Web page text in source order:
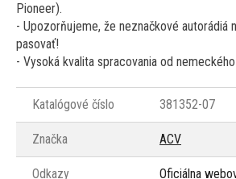
Pioneer).
- Upozorňujeme, že neznačkové autorádiá
pasovať!
- Vysoká kvalita spracovania od
Katalógové číslo 381352-07
Značka ACV
Odkazy Oficiálna